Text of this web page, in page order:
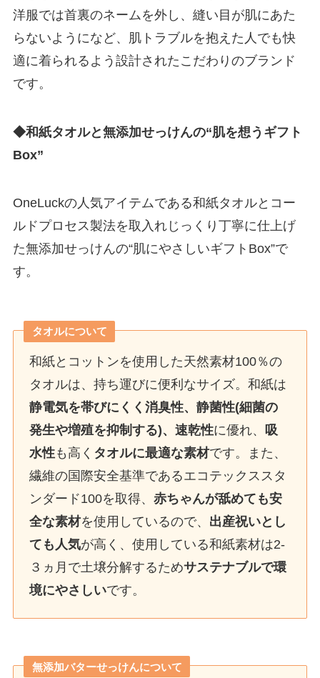
洋服では首裏のネームを外し、縫い目が肌にあた
らないようになど、肌トラブルを抱えた人でも快
適に着られるよう設計されたこだわりのブランド
です。
◆和紙タオルと無添加せっけんの“肌を想うギフト
Box”
OneLuckの人気アイテムである和紙タオルとコー
ルドプロセス製法を取入れじっくり丁寧に仕上げ
た無添加せっけんの“肌にやさしいギフトBox”で
す。
タオルについて
和紙とコットンを使用した天然素材100％の
タオルは、持ち運びに便利なサイズ。和紙は
静電気を帯びにくく消臭性、静菌性(細菌の
発生や増殖を抑制する)、速乾性に優れ、吸
水性も高く タオルに最適な素材です。また、
繊維の国際安全基準であるエコテックススタ
ンダード100を取得、赤ちゃんが舐めても安
全な素材を使用しているので、 出産祝いとし
ても人気が高く、使用している和紙素材は2-
３ヵ月で土壌分解するためサステナブルで環
境にやさしいです。
無添加バターせっけんについて